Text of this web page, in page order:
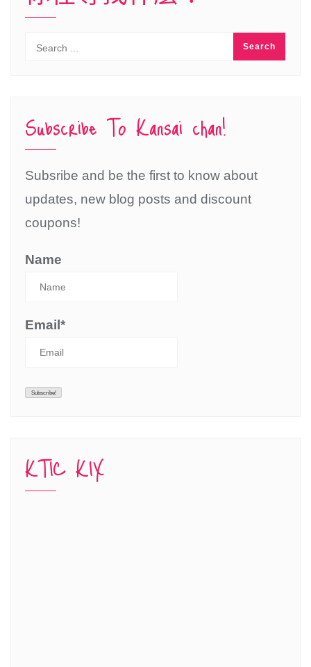
Subscribe To Kansai chan!
Subsribe and be the first to know about
updates, new blog posts and discount
coupons!
Name
Email*
KTIC KIX